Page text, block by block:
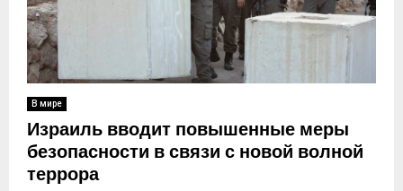
В мире
Израиль вводит повышенные меры
безопасности в связи с новой волной
террора